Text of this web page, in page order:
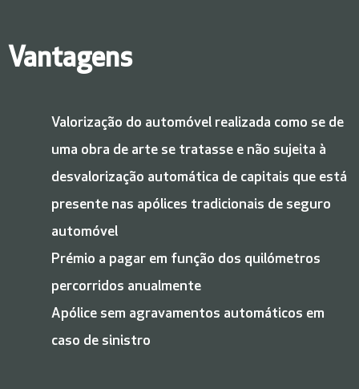
Vantagens
Valorização do automóvel realizada como se de
uma obra de arte se tratasse e não sujeita à
desvalorização automática de capitais que está
presente nas apólices tradicionais de seguro
automóvel
Prémio a pagar em função dos quilómetros
percorridos anualmente
Apólice sem agravamentos automáticos em
caso de sinistro